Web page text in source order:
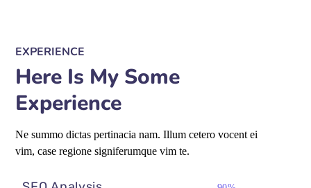
EXPERIENCE
Here Is My Some
Experience
Ne summo dictas pertinacia nam. Illum cetero vocent ei
vim, case regione signiferumque vim te.